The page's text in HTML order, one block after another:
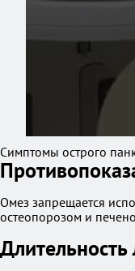
Симптомы острого
Омез запрещается
остеопорозом и
Длительность